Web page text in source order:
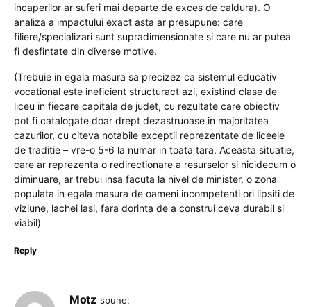
incaperilor ar suferi mai departe de exces de caldura). O
analiza a impactului exact asta ar presupune: care
filiere/specializari sunt supradimensionate si care nu ar putea
fi desfintate din diverse motive.
(Trebuie in egala masura sa precizez ca sistemul educativ
vocational este ineficient structuract azi, existind clase de
liceu in fiecare capitala de judet, cu rezultate care obiectiv
pot fi catalogate doar drept dezastruoase in majoritatea
cazurilor, cu citeva notabile exceptii reprezentate de liceele
de traditie – vre-o 5-6 la numar in toata tara. Aceasta situatie,
care ar reprezenta o redirectionare a resurselor si nicidecum o
diminuare, ar trebui insa facuta la nivel de minister, o zona
populata in egala masura de oameni incompetenti ori lipsiti de
viziune, lachei lasi, fara dorinta de a construi ceva durabil si
viabil)
Reply
Motz spune: